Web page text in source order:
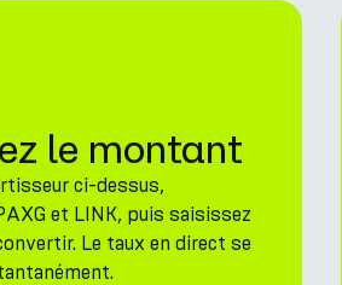
le montant
ci-dessus,
et LINK, puis saisissez
Le taux en direct se